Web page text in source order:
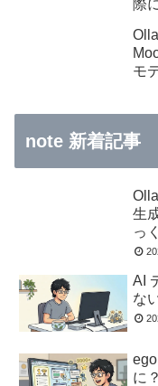
際
モ
note 新着記事
生
っ
AI
な
に